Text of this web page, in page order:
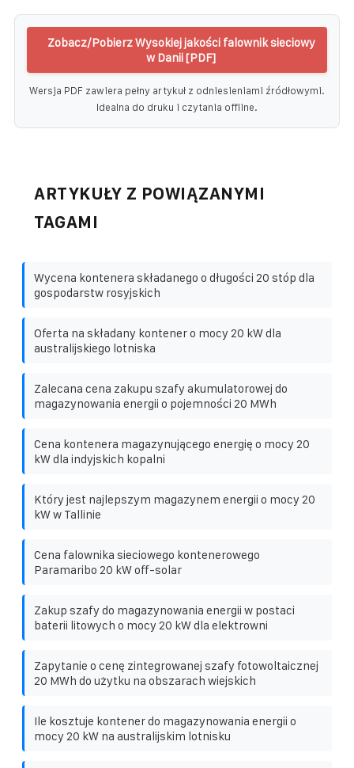
Zobacz/Pobierz Wysokiej jakości falownik sieciowy
w Danii [PDF]
Wersja PDF zawiera pełny artykuł z odniesieniami źródłowymi.
Idealna do druku i czytania offline.
ARTYKUŁY Z POWIĄZANYMI
TAGAMI
Wycena kontenera składanego o długości 20 stóp dla
gospodarstw rosyjskich
Oferta na składany kontener o mocy 20 kW dla
australijskiego lotniska
Zalecana cena zakupu szafy akumulatorowej do
magazynowania energii o pojemności 20 MWh
Cena kontenera magazynującego energię o mocy 20
kW dla indyjskich kopalni
Który jest najlepszym magazynem energii o mocy 20
kW w Tallinie
Cena falownika sieciowego kontenerowego
Paramaribo 20 kW off-solar
Zakup szafy do magazynowania energii w postaci
baterii litowych o mocy 20 kW dla elektrowni
Zapytanie o cenę zintegrowanej szafy fotowoltaicznej
20 MWh do użytku na obszarach wiejskich
Ile kosztuje kontener do magazynowania energii o
mocy 20 kW na australijskim lotnisku